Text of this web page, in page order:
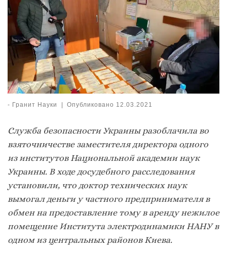
- Гранит Науки | Опубликовано 12.03.2021
Служба безопасности Украины разоблачила во
взяточничестве заместителя директора одного
из институтов Национальной академии наук
Украины. В ходе досудебного расследования
установили, что доктор технических наук
вымогал деньги у частного предпринимателя в
обмен на предоставление тому в аренду нежилое
помещение Института электродинамики НАНУ в
одном из центральных районов Киева.